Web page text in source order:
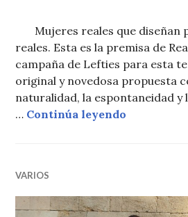
Mujeres reales que diseñan
reales. Esta es la premisa de
campaña de Lefties para esta
original y novedosa propuesta
naturalidad, la espontaneidad
… Continúa leyendo
VARIOS